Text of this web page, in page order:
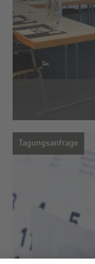
Tagungsanfrage